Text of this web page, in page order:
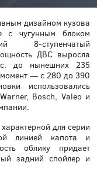
дизайном кузова
с чугунным блоком
8-ступенчатый
ДВС выросла
до нынешних 235
— с 280 до 390
использовались
Bosch, Valeo и
для серии
линией капота и
облику придает
задний спойлер и